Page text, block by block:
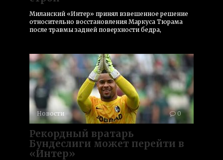
Миланский «Интер» принял взвешенное решение
относительно восстановления Маркуса Тюрама
после травмы задней поверхности бедра,
Новости 0
Рекордный вратарь
Бундеслиги может перейти в
«Интер»